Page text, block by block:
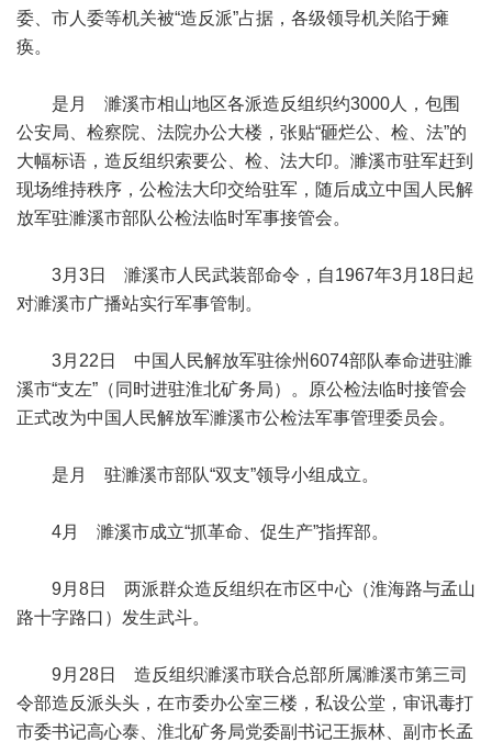
委、市人委等机关被“造反派”占据，各级领导机关陷于瘫
痪。
是月 濉溪市相山地区各派造反组织约3000人，包围
公安局、检察院、法院办公大楼，张贴“砸烂公、检、法”的
大幅标语，造反组织索要公、检、法大印。濉溪市驻军赶到
现场维持秩序，公检法大印交给驻军，随后成立中国人民解
放军驻濉溪市部队公检法临时军事接管会。
3月3日 濉溪市人民武装部命令，自1967年3月18日起
对濉溪市广播站实行军事管制。
3月22日 中国人民解放军驻徐州6074部队奉命进驻濉
溪市“支左”（同时进驻淮北矿务局）。原公检法临时接管会
正式改为中国人民解放军濉溪市公检法军事管理委员会。
是月 驻濉溪市部队“双支”领导小组成立。
4月 濉溪市成立“抓革命、促生产”指挥部。
9月8日 两派群众造反组织在市区中心（淮海路与孟山
路十字路口）发生武斗。
9月28日 造反组织濉溪市联合总部所属濉溪市第三司
令部造反派头头，在市委办公室三楼，私设公堂，审讯毒打
市委书记高心泰、淮北矿务局党委副书记王振林、副市长孟